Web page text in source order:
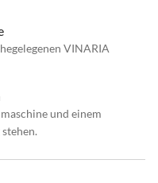
VINARIA
und einem